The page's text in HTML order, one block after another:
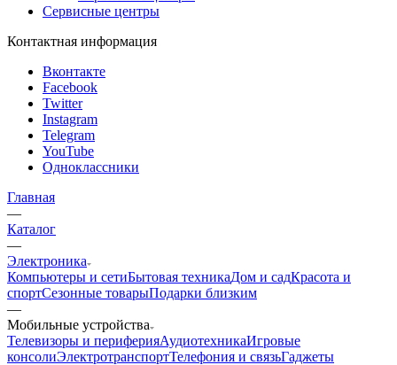
Сервисные центры
Контактная информация
Вконтакте
Facebook
Twitter
Instagram
Telegram
YouTube
Одноклассники
Главная
—
Каталог
—
Электроника
Компьютеры и сетиБытовая техникаДом и садКрасота и
спортСезонные товарыПодарки близким
—
Мобильные устройства
Телевизоры и периферияАудиотехникаИгровые
консолиЭлектротранспортТелефония и связьГаджеты